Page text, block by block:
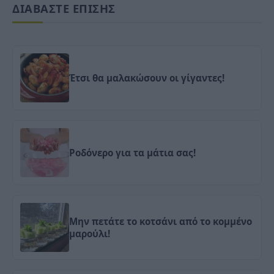
ΔΙΑΒΑΣΤΕ ΕΠΙΣΗΣ
Έτσι θα μαλακώσουν οι γίγαντες!
Ροδόνερο για τα μάτια σας!
Μην πετάτε το κοτσάνι από το κομμένο
μαρούλι!